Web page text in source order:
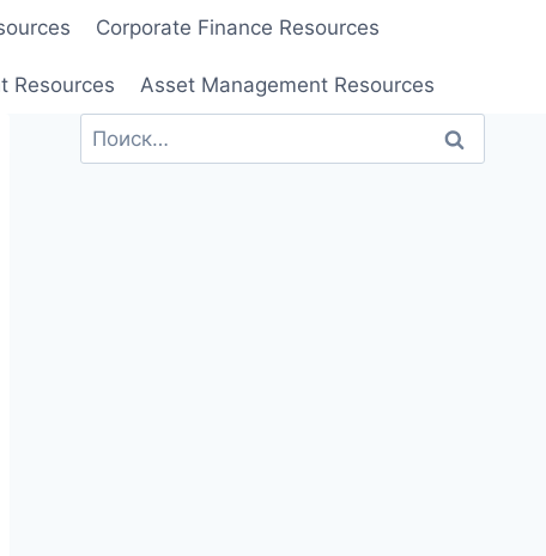
Corporate Finance Resources
Resources Asset Management Resources
Найти: